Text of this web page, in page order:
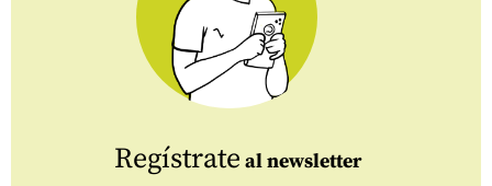
Regístrate al newsletter